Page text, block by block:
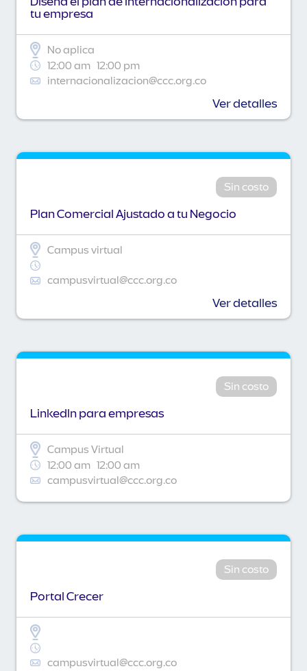
tu empresa
No aplica
12:00 am 12:00 pm
internacionalizacion@ccc.org.co
Ver detalles
Sin costo
Plan Comercial Ajustado a tu Negocio
Campus virtual
campusvirtual@ccc.org.co
Ver detalles
Sin costo
Linkedln para empresas
Campus Virtual
12:00 am 12:00 am
campusvirtual@ccc.org.co
Sin costo
Portal Crecer
campusvirtual@ccc.org.co